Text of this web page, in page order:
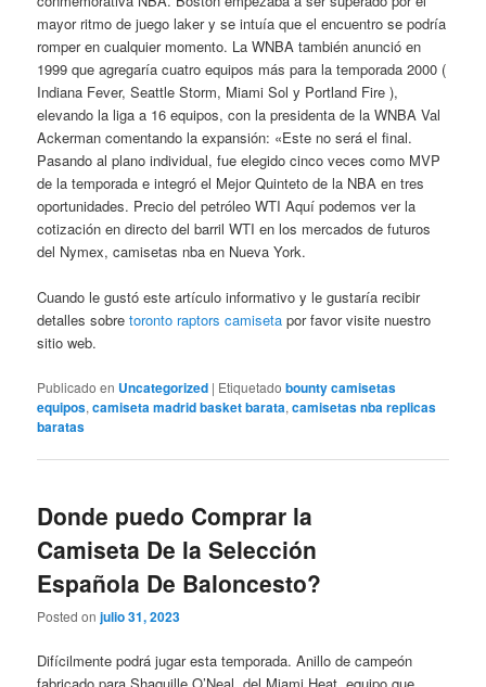
mayor ritmo de juego laker y se intuía que el encuentro se podría
romper en cualquier momento. La WNBA también anunció en
1999 que agregaría cuatro equipos más para la temporada 2000 (
Indiana Fever, Seattle Storm, Miami Sol y Portland Fire ),
elevando la liga a 16 equipos, con la presidenta de la WNBA Val
Ackerman comentando la expansión: «Este no será el final.
Pasando al plano individual, fue elegido cinco veces como MVP
de la temporada e integró el Mejor Quinteto de la NBA en tres
oportunidades. Precio del petróleo WTI Aquí podemos ver la
cotización en directo del barril WTI en los mercados de futuros
del Nymex, camisetas nba en Nueva York.
Cuando le gustó este artículo informativo y le gustaría recibir
detalles sobretoronto raptors camiseta por favor visite nuestro
sitio web.
Publicado en Uncategorized | Etiquetado bounty camisetas
equipos,camiseta madrid basket barata,camisetas nba replicas
baratas
Donde puedo Comprar la
Camiseta De la Selección
Española De Baloncesto?
Posted onjulio 31, 2023
Difícilmente podrá jugar esta temporada. Anillo de campeón